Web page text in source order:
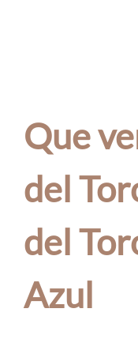
Que
del
del
Azul